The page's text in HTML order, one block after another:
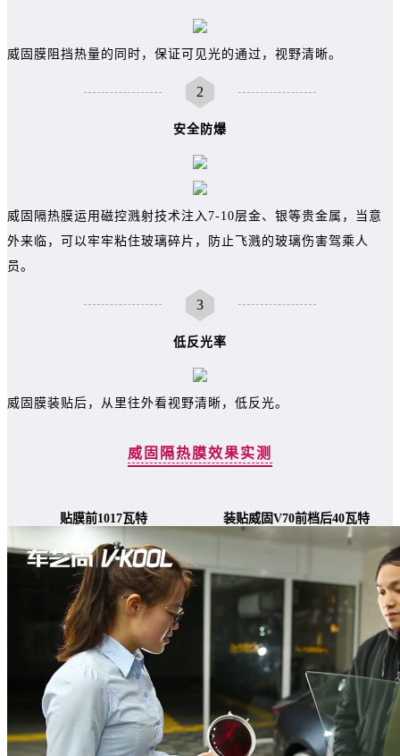
威固膜阻挡热量的同时，保证可见光的通过，视野清晰。
2
安全防爆
威固隔热膜运用磁控溅射技术注入7-10层金、银等贵金属，当意
外来临，可以牢牢粘住玻璃碎片，防止飞溅的玻璃伤害驾乘人
员。
3
低反光率
威固膜装贴后，从里往外看视野清晰，低反光。
威固隔热膜效果实测
贴膜前1017瓦特 装贴威固V70前档后40瓦特